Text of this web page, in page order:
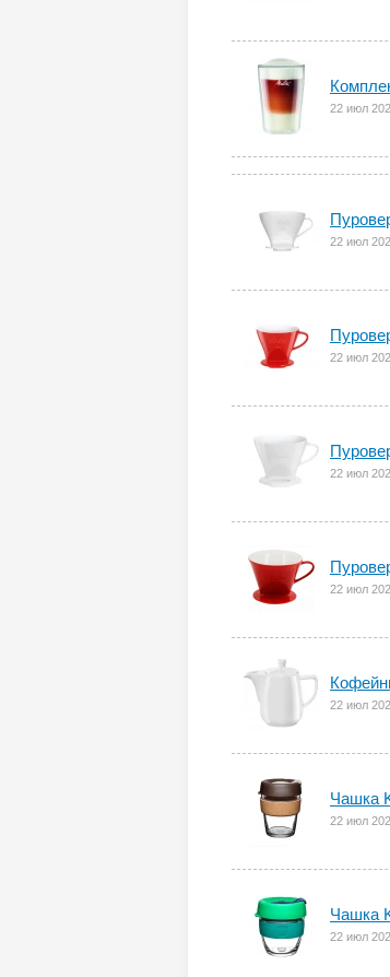
22 июл
22 июл
22 июл
22 июл
22 июл
22 июл
Чашка
22 июл
Чашка
22 июл